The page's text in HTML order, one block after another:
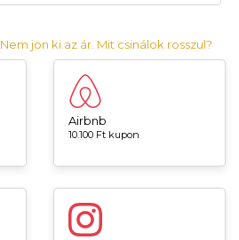
Nem jön ki az ár. Mit csinálok rosszul?
Airbnb
10.100 Ft kupon